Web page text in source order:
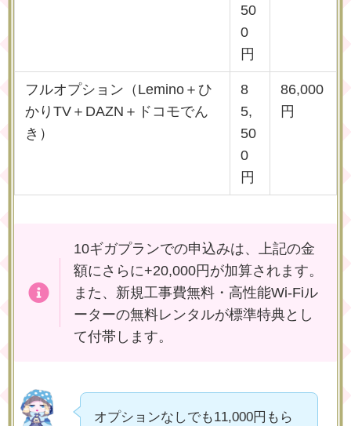
50
0
円
フルオプション（Lemino＋ひ
かりTV＋DAZN＋ドコモでん
き）
8
5,
50
0
円
86,000
円
10ギガプランでの申込みは、上記の金
額にさらに+20,000円が加算されます。
また、新規工事費無料・高性能Wi-Fiル
ーターの無料レンタルが標準特典とし
て付帯します。
オプションなしでも11,000円もら